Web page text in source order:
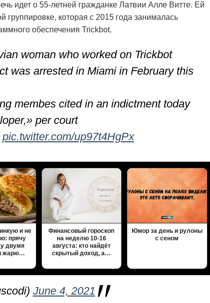
идет о 55-летней гражданке Латвии Алле Витте. Ей
группировке, которая с 2015 года занималась
обеспечения Trickbot.
woman who worked on Trickbot
was arrested in Miami in February this
membes cited in an indictment today
per court
pic.twitter.com/up97t4HgPx
и не
прячу
двумя
жарю…
Финансовый гороскоп
на неделю 10-16
августа: кто найдёт
скрытый доход, а…
Юмор за день и рулоны
с сеном
June 4, 2021